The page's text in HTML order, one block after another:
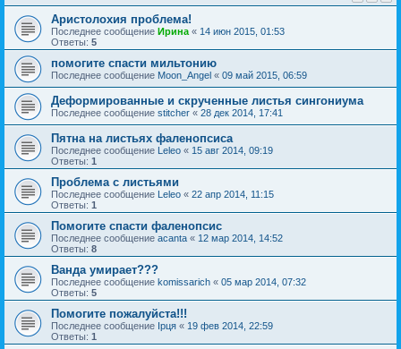
Аристолохия проблема!
Последнее сообщение Ирина « 14 июн 2015, 01:53
Ответы: 5
помогите спасти мильтонию
Последнее сообщение Moon_Angel « 09 май 2015, 06:59
Деформированные и скрученные листья сингониума
Последнее сообщение stitcher « 28 дек 2014, 17:41
Пятна на листьях фаленопсиса
Последнее сообщение Leleo « 15 авг 2014, 09:19
Ответы: 1
Проблема с листьями
Последнее сообщение Leleo « 22 апр 2014, 11:15
Ответы: 1
Помогите спасти фаленопсис
Последнее сообщение acanta « 12 мар 2014, 14:52
Ответы: 8
Ванда умирает???
Последнее сообщение komissarich « 05 мар 2014, 07:32
Ответы: 5
Помогите пожалуйста!!!
Последнее сообщение Ірця « 19 фев 2014, 22:59
Ответы: 1